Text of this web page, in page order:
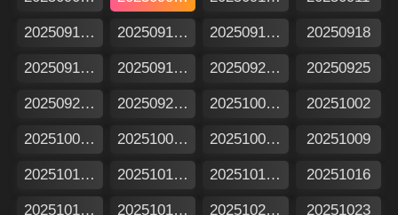
20250912加更版 20250912特别企划 20250917假期日记 20250918
20250919加更版 20250919特别企划 20250924假期日记 20250925
20250926加更版 20250926特别企划 20251001假期日记 20251002
20251003加更版 20251003特别企划 20251008假期日记 20251009
20251010加更版 20251010特别企划 20251015假期日记 20251016
20251017加更版 20251017特别企划 20251022假期日记 20251023